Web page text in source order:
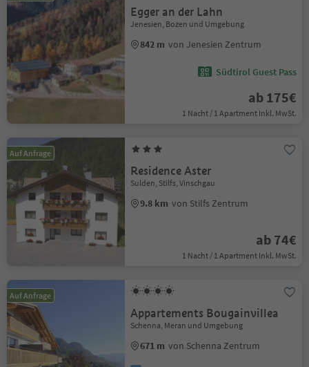
Egger an der Lahn
Jenesien, Bozen und Umgebung
842 m von Jenesien Zentrum
Südtirol Guest Pass
ab 175€
1 Nacht / 1 Apartment Inkl. MwSt.
Auf Anfrage
Residence Aster
Sulden, Stilfs, Vinschgau
9.8 km von Stilfs Zentrum
ab 74€
1 Nacht / 1 Apartment Inkl. MwSt.
Auf Anfrage
Appartements Bougainvillea
Schenna, Meran und Umgebung
671 m von Schenna Zentrum